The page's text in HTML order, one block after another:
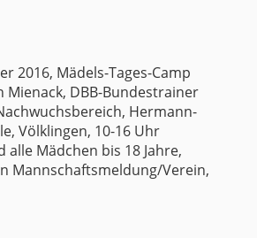
2016, Mädels-Tages-Camp
Mienack, DBB-Bundestrainer
Hermann-
Völklingen, 10-16 Uhr
alle Mädchen bis 18 Jahre,
Mannschaftsmeldung/Verein,